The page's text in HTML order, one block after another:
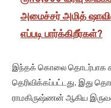
அமைச்சர் அமித்
எப்படி பார்க்கிறீர்கள்?
இந்தக் கொலை தொடர்பாக
தெரிவிக்கப்பட்டது. இது
ராமகிருஷ்ணன் ஆகிய